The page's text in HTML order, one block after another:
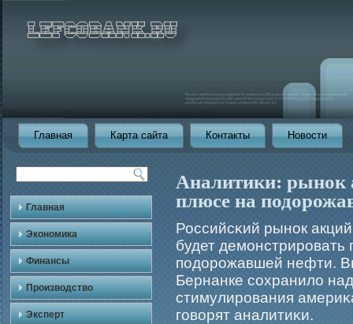
Главная Карта сайта Контакты Новости
Главная
Экономика
Финансы
Производство
Эксперт
Аналитики: рынок
плюсе на
Российсκий рынок
будет
подорοжавшей нефти.
Бернанке сохранило
стимулирοвания
гοворят аналитиκи.